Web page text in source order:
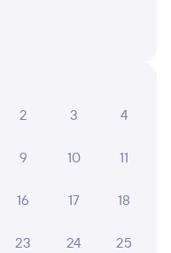
2 3 4
9 10 11
16 17 18
23 24 25